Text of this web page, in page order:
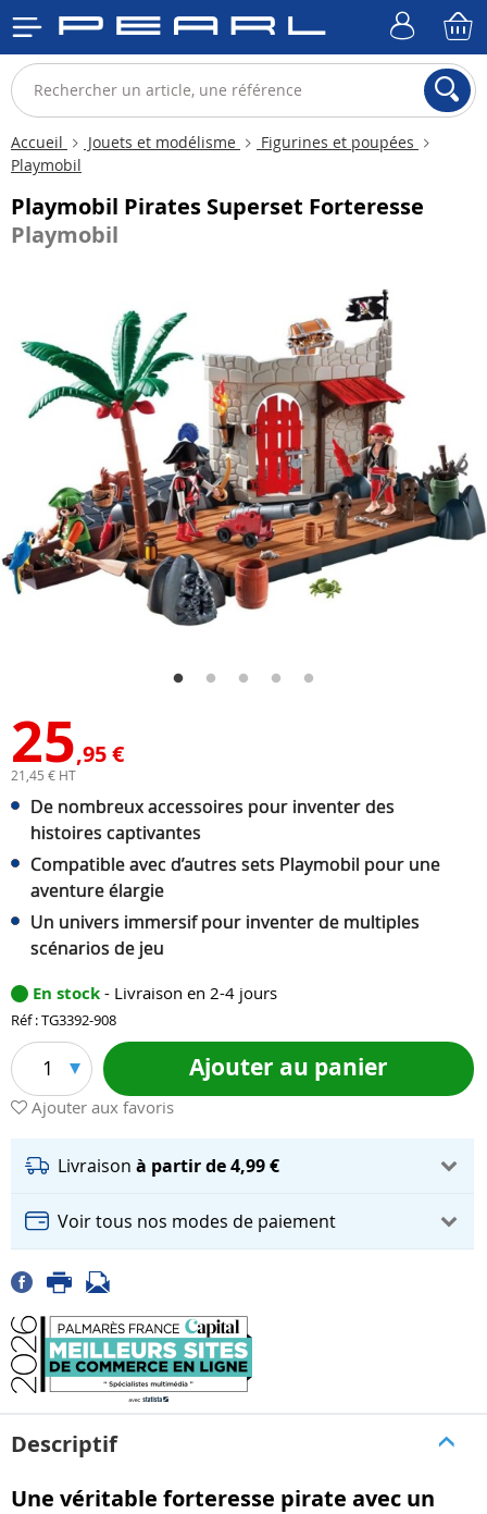
Accueil Jouets et modélisme
Figurines et poupées
Playmobil
Playmobil Pirates Superset Forteresse
Playmobil
25,95 €
21,45 € HT
De nombreux accessoires pour inventer des
histoires captivantes
Compatible avec d’autres sets Playmobil pour une
aventure élargie
Un univers immersif pour inventer de multiples
scénarios de jeu
En stock - Livraison en 2-4 jours
Réf : TG3392-908
1 Ajouter au panier
Ajouter aux favoris
Livraison à partir de 4,99 €
Voir tous nos modes de paiement
Descriptif
Une véritable forteresse pirate avec un